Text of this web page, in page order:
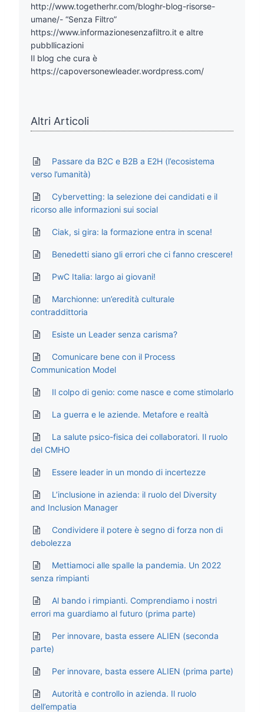
http://www.togetherhr.com/bloghr-blog-risorse-
umane/- “Senza Filtro”
https://www.informazionesenzafiltro.it e altre
pubbllicazioni
Il blog che cura è
https://capoversonewleader.wordpress.com/
Altri Articoli
Passare da B2C e B2B a E2H (l’ecosistema
verso l’umanità)
Cybervetting: la selezione dei candidati e il
ricorso alle informazioni sui social
Ciak, si gira: la formazione entra in scena!
Benedetti siano gli errori che ci fanno crescere!
PwC Italia: largo ai giovani!
Marchionne: un’eredità culturale
contraddittoria
Esiste un Leader senza carisma?
Comunicare bene con il Process
Communication Model
Il colpo di genio: come nasce e come stimolarlo
La guerra e le aziende. Metafore e realtà
La salute psico-fisica dei collaboratori. Il ruolo
del CMHO
Essere leader in un mondo di incertezze
L’inclusione in azienda: il ruolo del Diversity
and Inclusion Manager
Condividere il potere è segno di forza non di
debolezza
Mettiamoci alle spalle la pandemia. Un 2022
senza rimpianti
Al bando i rimpianti. Comprendiamo i nostri
errori ma guardiamo al futuro (prima parte)
Per innovare, basta essere ALIEN (seconda
parte)
Per innovare, basta essere ALIEN (prima parte)
Autorità e controllo in azienda. Il ruolo
dell’empatia